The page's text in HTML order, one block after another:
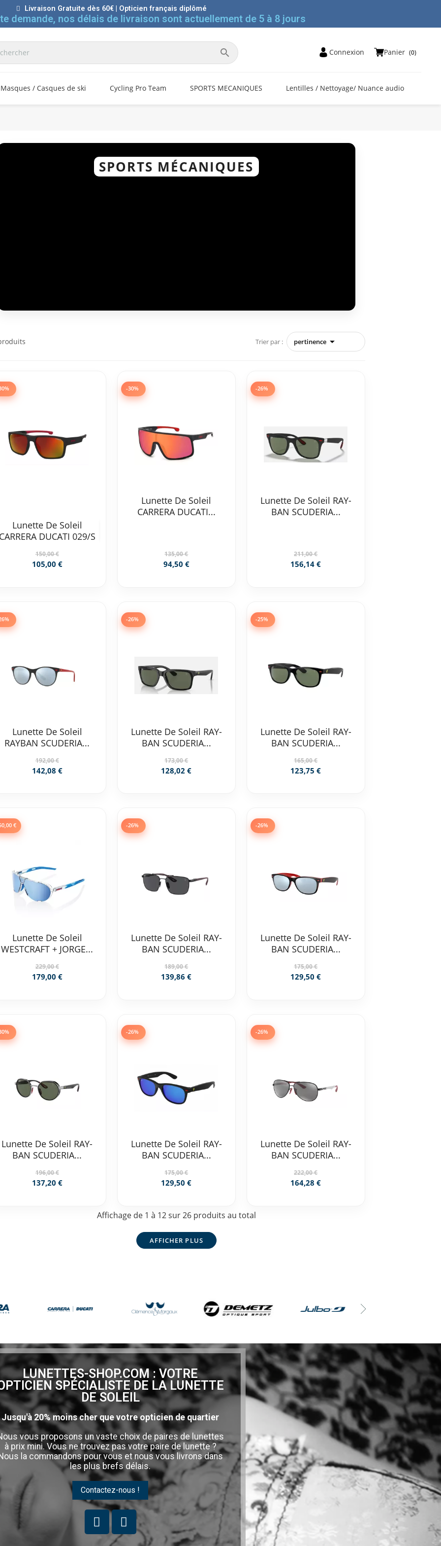
Livraison Gratuite dès 60€ | Opticien français diplômé
demande, nos délais de livraison sont actuellement de 5 à 8 jours
Masques / Casques de ski Cycling Pro Team SPORTS MECANIQUES Lentilles / Nettoyage/ Nuance audio
 Connexion Panier (0)
SPORTS MÉCANIQUES
Trier par : pertinence
Lunette De Soleil
DUCATI 029/S
150,00 €
105,00 €
-30%
Lunette De Soleil
CARRERA DUCATI...
135,00 €
94,50 €
-26%
Lunette De Soleil RAY-
BAN SCUDERIA...
211,00 €
156,14 €
Lunette De Soleil
RAYBAN SCUDERIA...
192,00 €
142,08 €
-26%
Lunette De Soleil RAY-
BAN SCUDERIA...
173,00 €
128,02 €
-25%
Lunette De Soleil RAY-
BAN SCUDERIA...
165,00 €
123,75 €
€
Lunette De Soleil
WESTCRAFT + JORGE...
229,00 €
179,00 €
-26%
Lunette De Soleil RAY-
BAN SCUDERIA...
189,00 €
139,86 €
-26%
Lunette De Soleil RAY-
BAN SCUDERIA...
175,00 €
129,50 €
Lunette De Soleil RAY-
BAN SCUDERIA...
196,00 €
137,20 €
-26%
Lunette De Soleil RAY-
BAN SCUDERIA...
175,00 €
129,50 €
-26%
Lunette De Soleil RAY-
BAN SCUDERIA...
222,00 €
164,28 €
Affichage de 1 à 12 sur 26 produits au total
AFFICHER PLUS
LUNETTES-SHOP.COM : VOTRE
SPÉCIALISTE DE LA LUNETTE
DE SOLEIL
Jusqu'à 20% moins cher que votre opticien de quartier
vous proposons un vaste choix de paires de lunettes
à prix mini. Vous ne trouvez pas votre paire de lunette ?
la commandons pour vous et nous vous livrons dans
les plus brefs délais.
Contactez-nous !